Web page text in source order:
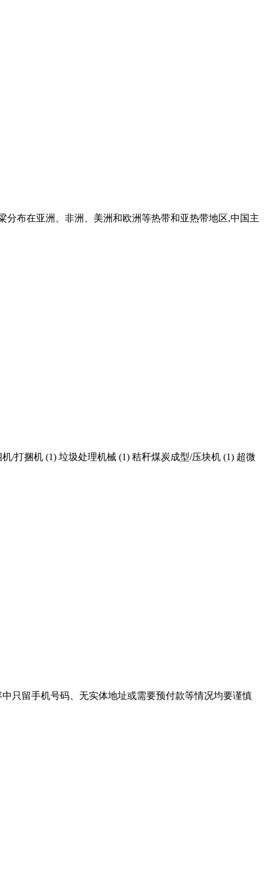
布在亚洲、非洲、美洲和欧洲等热带和亚热带地区,中国主
/打捆机 (1) 垃圾处理机械 (1) 秸秆煤炭成型/压块机 (1) 超微
只留手机号码、无实体地址或需要预付款等情况均要谨慎